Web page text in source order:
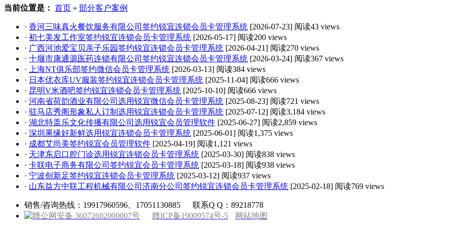
当前位置是： 首页 » 部分客户案例
· 香河三味真火餐饮服务有限公司签约锐宜连锁会员卡管理系统 [2026-07-23] 阅读43 views
· 初七美发工作室签约锐宜连锁会员卡管理系统 [2026-05-17] 阅读200 views
· 广西河池爱宝贝亲子乐园签约锐宜连锁会员卡管理系统 [2026-04-21] 阅读270 views
· 十堰市康通源医药连锁有限公司签约锐宜连锁会员卡管理系统 [2026-03-24] 阅读367 views
·
上海NT俱乐部签约微信会员卡管理系统 [2026-03-13] 阅读384 views
· 日本优衣库UV服装签约锐宜连锁会员卡管理系统 [2025-11-04] 阅读666 views
· 昆明V米酒吧签约锐宜连锁会员卡管理系统 [2025-10-10] 阅读666 views
· 河南省荷韵酒业有限公司选用锐宜微信会员卡管理系统 [2025-08-23] 阅读721 views
· 驻马店秀阁形象私人订制选用锐宜连锁会员卡管理系统 [2025-07-12] 阅读3,184 views
· 湖北特盖乐文化传播有限公司选用锐宜会员管理软件 [2025-06-27] 阅读2,859 views
· 深圳果缘好新鲜选用锐宜连锁会员卡管理系统 [2025-06-01] 阅读1,375 views
· 成都艾尚美签约锐宜会员管理软件 [2025-04-19] 阅读1,121 views
· 天津东启口腔门诊选用锐宜连锁会员卡管理系统 [2025-03-30] 阅读838 views
· 卡联电子商务有限公司签约锐宜会员卡管理系统 [2025-03-18] 阅读938 views
· 宁波创新足签约锐宜连锁会员卡管理系统 [2025-03-12] 阅读937 views
· 山东益方中联工程机械有限公司济南分公司签约锐宜连锁会员卡管理系统 [2025-02-18] 阅读769 views
销售/咨询热线：19917960596、17051130885
联系Q Q：89218778
赣公网安备 36072602000007号
赣ICP备19009574号-5 网站地图